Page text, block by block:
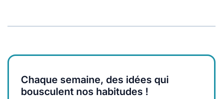
Chaque semaine, des idées qui
bousculent nos habitudes !